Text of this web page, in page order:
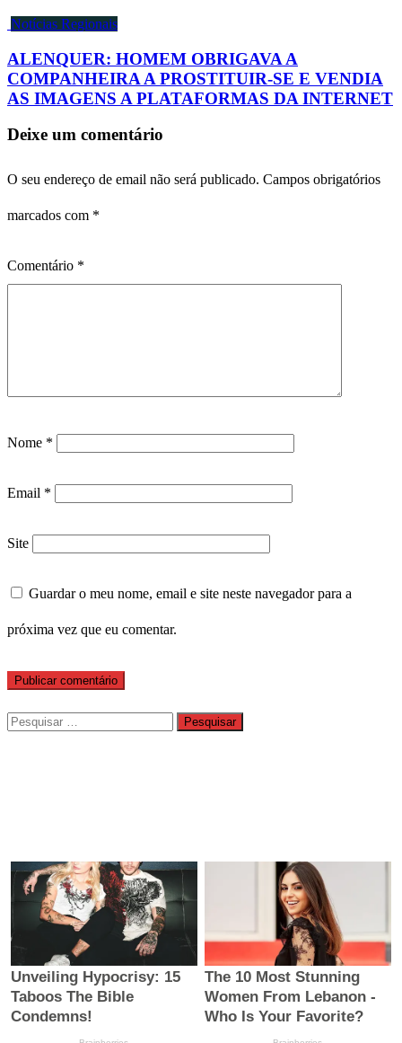
Notícias Regionais
ALENQUER: HOMEM OBRIGAVA A
COMPANHEIRA A PROSTITUIR-SE E VENDIA
AS IMAGENS A PLATAFORMAS DA INTERNET
Deixe um comentário
O seu endereço de email não será publicado. Campos obrigatórios
marcados com *
Comentário *
Nome *
Email *
Site
Guardar o meu nome, email e site neste navegador para a
próxima vez que eu comentar.
Pesquisar
por: